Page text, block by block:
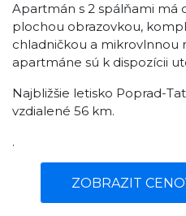
Apartmán s 2 spálňami má
plochou obrazovkou,
chladničkou a mikrovlnnou
apartmáne sú k dispozícii
Najbližšie letisko Poprad-
vzdialené 56 km.
.
ZOBRAZIT